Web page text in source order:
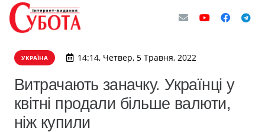
УКРАЇНА 14:14, Четвер, 5 Травня, 2022
Витрачають заначку. Українці у
квітні продали більше валюти,
ніж купили